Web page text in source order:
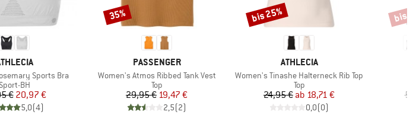
Sports Bra
Produktgruppe
Sport-BH
Preis
€reduzierter Preis
20,97 €
5,0(4)
MARKE
PASSENGER
Artikel
Women's Atmos Ribbed Tank Vest
Produktgruppe
Top
Preis
29,95 €reduzierter Preis
19,47 €
2,5(2)
Rabatt
35%
MARKE
ATHLECIA
Artikel
Women's Tinashe Halterneck Rib Top
Produktgruppe
Top
Preis
24,95 € reduzierter Preis
ab 18,71 €
0,0(0)
Rabatt
bis 25% bis